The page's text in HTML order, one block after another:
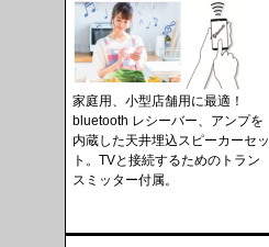
家庭用、小型店舗用に最適！
bluetooth レシーバー、アンプを
内蔵した天井埋込スピーカーセッ
ト。TVと接続するためのトラン
スミッター付属。